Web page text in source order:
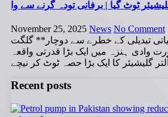
November 25, 2025 News No Comment
تبدیلی کے خطرے سے دوچار** گلگت
وادی ہنزہ میں ایک بڑا قدرتی واقعہ
گلیشیئر کا ایک بڑا حصہ ٹوٹ کر نیچے
Recent posts